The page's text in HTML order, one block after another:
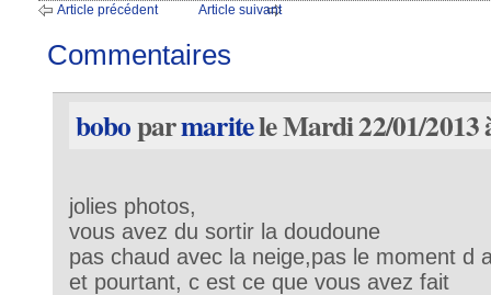
Article précédent Article suivant
Commentaires
boboparmaritele Mardi 22/01/2013
jolies photos,
vous avez du sortir la doudoune
pas chaud avec la neige,pas le moment d
et pourtant, c est ce que vous avez fait